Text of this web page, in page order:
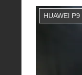
HUAWEI P9